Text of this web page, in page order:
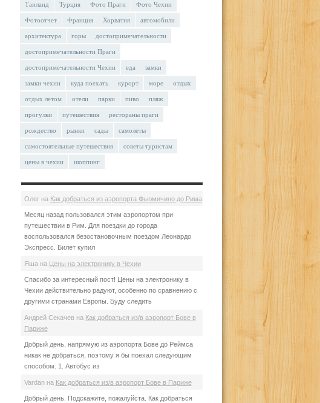
Таиланд Турция Фото Праги Фото Чехии
Фотоотчет Франция Хорватия автомобили
архитектура горы достопримечательности
достопримечательности Праги
достопримечательности Чехии еда замки
замки чехии куда поехать курорт море отдых
отдых летом отели парки пиво пляж
прогулки путешествия рестораны праги
рождество рынки сады самолеты
самостоятельные путешествия советы туристам
цены в чехии шоппинг
Олегна Как добраться из аэропорта Фьюмичино до Рима
Месяц назад пользовался этим аэропортом при
путешествии в Рим. Для поездки до города
воспользовался безостановочным поездом Леонардо
Экспресс. Билет купил
Яша на Цены на электронику в Чехии
Спасибо за интересный пост! Цены на электронику в
Чехии действительно радуют, особенно по сравнению с
другими странами Европы. Буду следить
Андрей Секачев на Как добраться из/в аэропорт Бове в
Париже
Добрый день, напрямую из аэропорта Бове до Реймса
никак не добраться, поэтому я бы поехал следующим
способом. 1. Автобус из
Vardanна Как добраться из/в аэропорт Бове в Париже
Добрый день. Подскажите, пожалуйста. Как добраться